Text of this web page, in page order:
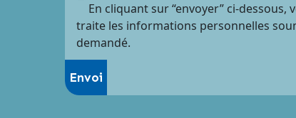
En cliquant sur “envoyer” ci-dessous,
traite les informations personnelles
demandé.